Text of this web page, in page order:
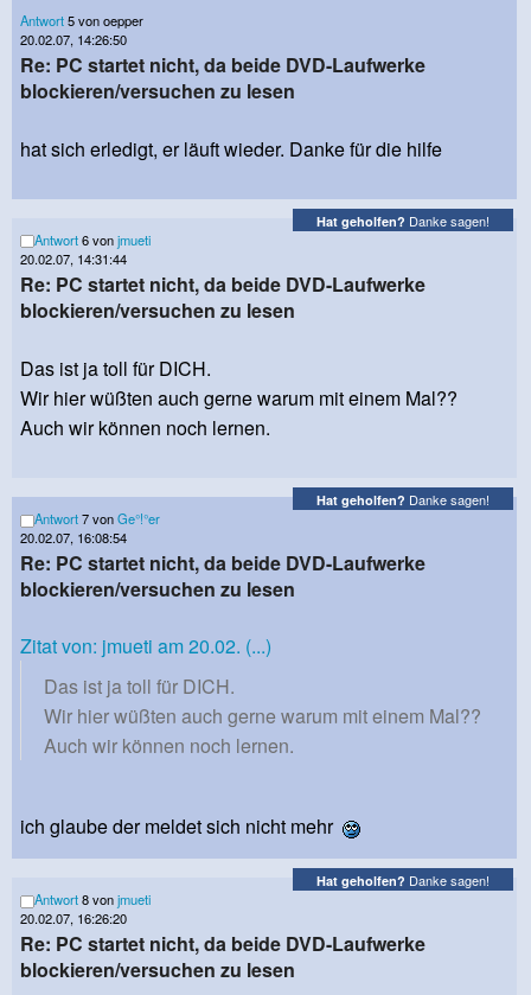
Antwort5 von oepper
20.02.07, 14:26:50
Re: PC startet nicht, da beide DVD-Laufwerke
blockieren/versuchen zu lesen
hat sich erledigt, er läuft wieder. Danke für die hilfe
Hat geholfen? Danke sagen!
Antwort6 vonjmueti
20.02.07, 14:31:44
Re: PC startet nicht, da beide DVD-Laufwerke
blockieren/versuchen zu lesen
Das ist ja toll für DICH.
Wir hier wüßten auch gerne warum mit einem Mal??
Auch wir können noch lernen.
Hat geholfen? Danke sagen!
Antwort7 vonGe°!°er
20.02.07, 16:08:54
Re: PC startet nicht, da beide DVD-Laufwerke
blockieren/versuchen zu lesen
Zitat von: jmueti am 20.02. (...)
Das ist ja toll für DICH.
Wir hier wüßten auch gerne warum mit einem Mal??
Auch wir können noch lernen.
ich glaube der meldet sich nicht mehr
Hat geholfen? Danke sagen!
Antwort8 vonjmueti
20.02.07, 16:26:20
Re: PC startet nicht, da beide DVD-Laufwerke
blockieren/versuchen zu lesen